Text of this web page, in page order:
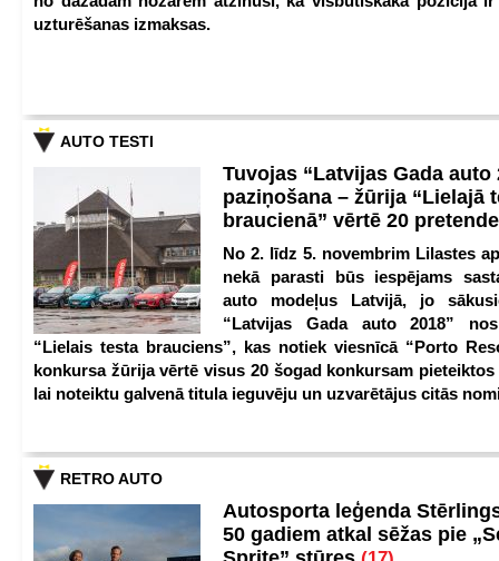
uzturēšanas izmaksas.
AUTO TESTI
Tuvojas “Latvijas Gada auto
paziņošana – žūrija “Lielajā
braucienā” vērtē 20
No 2. līdz 5. novembrim Lilastes
nekā parasti būs iespējams
auto modeļus Latvijā, jo
“Latvijas Gada auto 2018”
“Lielais testa brauciens”, kas notiek viesnīcā “Porto
konkursa žūrija vērtē visus 20 šogad konkursam
lai noteiktu galvenā titula ieguvēju un uzvarētājus citās
RETRO AUTO
Autosporta leģenda
50 gadiem atkal sēžas pie